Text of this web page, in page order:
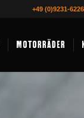
+49 (0)9231-
MOTORRÄDER